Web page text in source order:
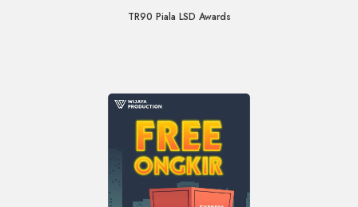
TR90 Piala LSD Awards